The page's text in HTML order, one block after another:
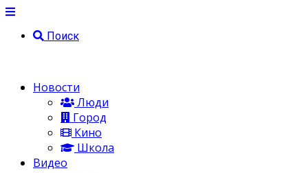
Поиск
Новости
Люди
Город
Кино
Школа
Видео